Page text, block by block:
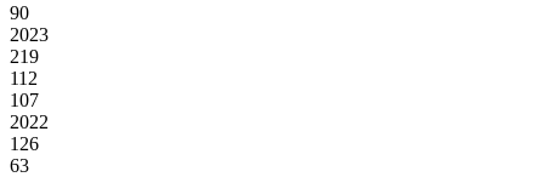
90
2023
219
112
107
2022
126
63